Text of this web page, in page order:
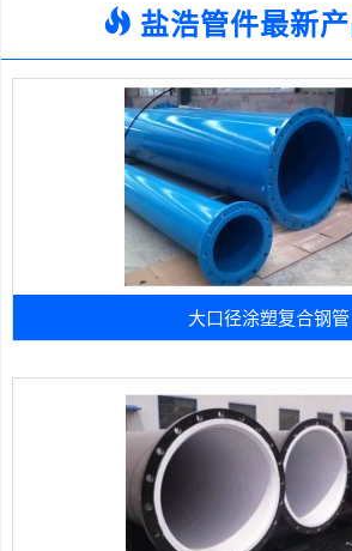
盐浩管件最新
大口径涂塑复合钢管